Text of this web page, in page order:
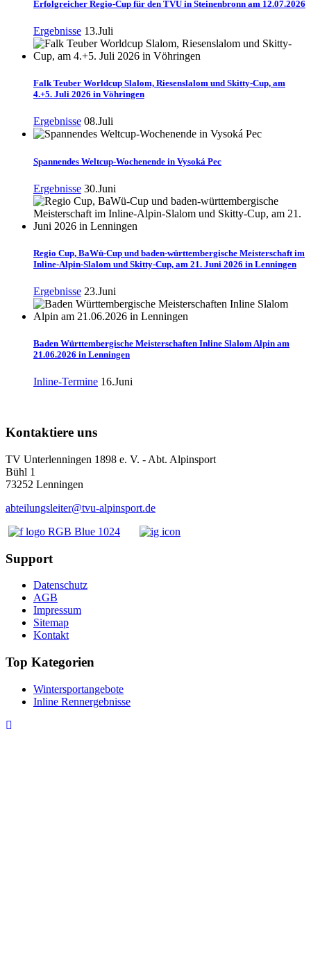
Erfolgreicher Regio-Cup für den TVU in Steinenbronn am 12.07.2026
Ergebnisse 13.Juli
Falk Teuber Worldcup Slalom, Riesenslalom und Skitty-Cup, am
4.+5. Juli 2026 in Vöhringen
Ergebnisse 08.Juli
Spannendes Weltcup-Wochenende in Vysoká Pec
Ergebnisse 30.Juni
Regio Cup, BaWü-Cup und baden-württembergische Meisterschaft im
Inline-Alpin-Slalom und Skitty-Cup, am 21. Juni 2026 in Lenningen
Ergebnisse 23.Juni
Baden Württembergische Meisterschaften Inline Slalom Alpin am
21.06.2026 in Lenningen
Inline-Termine 16.Juni
Kontaktiere uns
TV Unterlenningen 1898 e. V. - Abt. Alpinsport
Bühl 1
73252 Lenningen
abteilungsleiter@tvu-alpinsport.de
Support
Datenschutz
AGB
Impressum
Sitemap
Kontakt
Top Kategorien
Wintersportangebote
Inline Rennergebnisse